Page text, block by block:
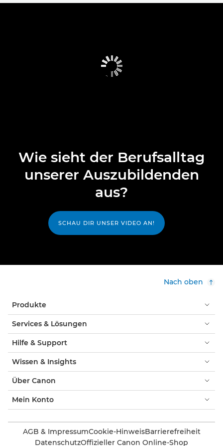
Wie sieht der Berufsalltag
unserer Auszubildenden
aus?
SCHAU DIR UNSER VIDEO AN!
Nach oben
Produkte
Services & Lösungen
Hilfe & Support
Wissen & Insights
Über Canon
Mein Konto
AGB & ImpressumCookie-HinweisBarrierefreiheit
DatenschutzOffizieller Canon Online-Shop